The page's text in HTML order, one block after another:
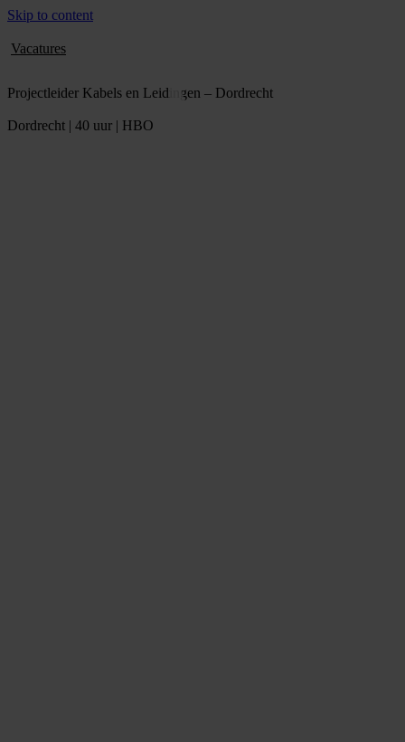
Skip to content
Vacatures
Projectleider Kabels en Leidingen – Dordrecht
Dordrecht | 40 uur | HBO